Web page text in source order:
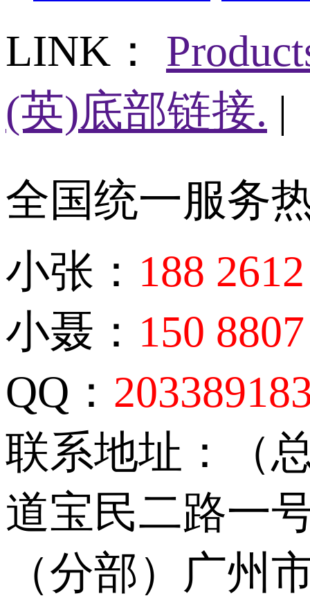
LINK：
(英)底部链接. |
全国统一服务
小张： 188
小聂： 150
QQ：
联系地址：（
道宝民二路一
（分部）广州